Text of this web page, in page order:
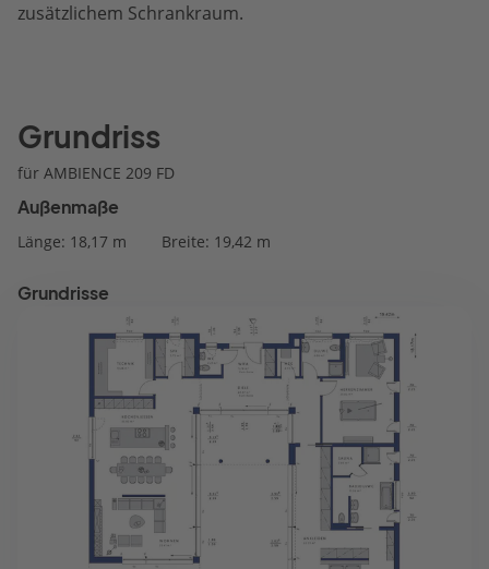
zusätzlichem Schrankraum.
Grundriss
für AMBIENCE 209 FD
Außenmaße
Länge: 18,17 m Breite: 19,42 m
Grundrisse